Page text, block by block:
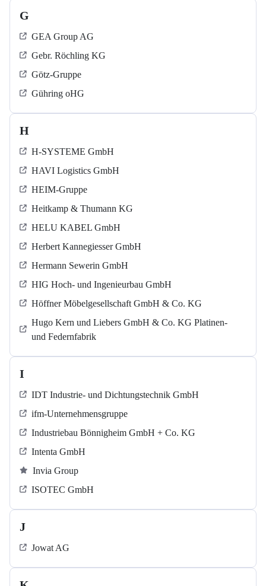
G
GEA Group AG
Gebr. Röchling KG
Götz-Gruppe
Gühring oHG
H
H-SYSTEME GmbH
HAVI Logistics GmbH
HEIM-Gruppe
Heitkamp & Thumann KG
HELU KABEL GmbH
Herbert Kannegiesser GmbH
Hermann Sewerin GmbH
HIG Hoch- und Ingenieurbau GmbH
Höffner Möbelgesellschaft GmbH & Co. KG
Hugo Kern und Liebers GmbH & Co. KG Platinen-
und Federnfabrik
I
IDT Industrie- und Dichtungstechnik GmbH
ifm-Unternehmensgruppe
Industriebau Bönnigheim GmbH + Co. KG
Intenta GmbH
Invia Group
ISOTEC GmbH
J
Jowat AG